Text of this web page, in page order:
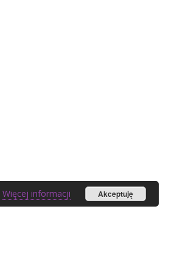
Więcej informacji Akceptuję